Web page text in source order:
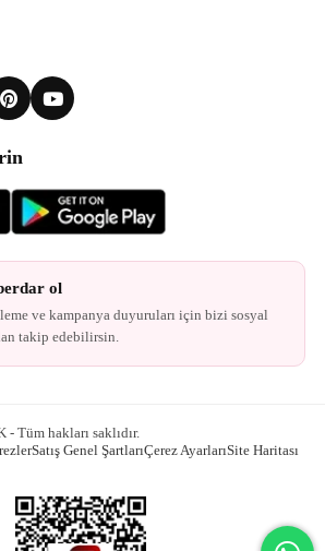
ol
ve kampanya duyuruları için bizi sosyal
takip edebilirsin.
Tüm hakları saklıdır.
Satış Genel ŞartlarıÇerez AyarlarıSite Haritası